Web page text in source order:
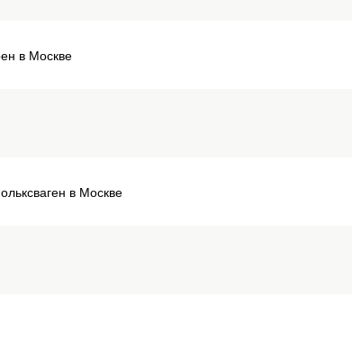
в Москве
в Москве